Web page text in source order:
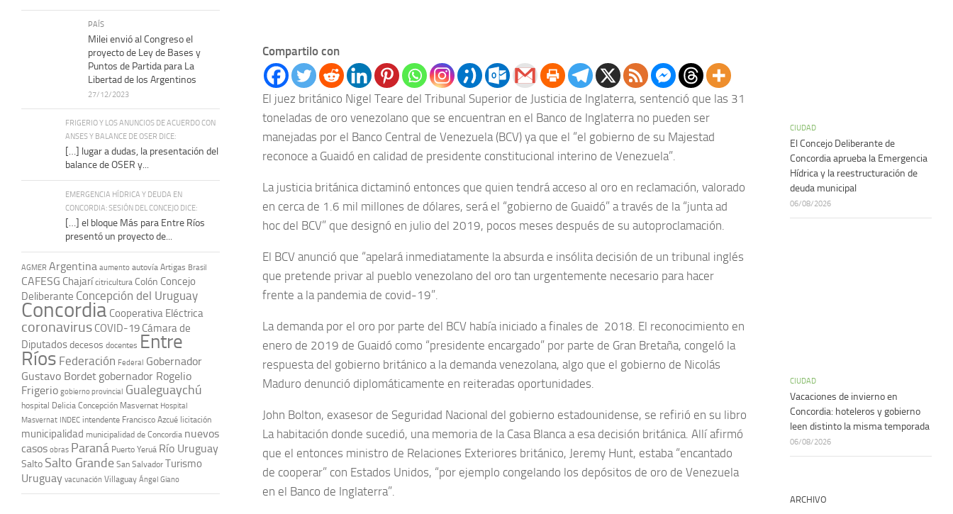
Compartilo con
El juez británico Nigel Teare del Tribunal Superior de Justicia de Inglaterra, sentenció que las 31
toneladas de oro venezolano que se encuentran en el Banco de Inglaterra no pueden ser
manejadas por el Banco Central de Venezuela (BCV) ya que el “el gobierno de su Majestad
reconoce a Guaidó en calidad de presidente constitucional interino de Venezuela”.
La justicia británica dictaminó entonces que quien tendrá acceso al oro en reclamación, valorado
en cerca de 1.6 mil millones de dólares, será el “gobierno de Guaidó” a través de la “junta ad
hoc del BCV” que designó en julio del 2019, pocos meses después de su autoproclamación.
El BCV anunció que “apelará inmediatamente la absurda e insólita decisión de un tribunal inglés
que pretende privar al pueblo venezolano del oro tan urgentemente necesario para hacer
frente a la pandemia de covid-19”.
La demanda por el oro por parte del BCV había iniciado a finales de 2018. El reconocimiento en
enero de 2019 de Guaidó como “presidente encargado” por parte de Gran Bretaña, congeló la
respuesta del gobierno británico a la demanda venezolana, algo que el gobierno de Nicolás
Maduro denunció diplomáticamente en reiteradas oportunidades.
John Bolton, exasesor de Seguridad Nacional del gobierno estadounidense, se refirió en su libro
La habitación donde sucedió, una memoria de la Casa Blanca a esa decisión británica. Allí afirmó
que el entonces ministro de Relaciones Exteriores británico, Jeremy Hunt, estaba “encantado
de cooperar” con Estados Unidos, “por ejemplo congelando los depósitos de oro de Venezuela
en el Banco de Inglaterra”.
PAÍS
Milei envió al Congreso el
proyecto de Ley de Bases y
Puntos de Partida para La
Libertad de los Argentinos
27/12/2023
FRIGERIO Y LOS ANUNCIOS DE ACUERDO CON
ANSES Y BALANCE DE OSER DICE:
[…] lugar a dudas, la presentación del
balance de OSER y...
EMERGENCIA HÍDRICA Y DEUDA EN
CONCORDIA: SESIÓN DEL CONCEJO DICE:
[…] el bloque Más para Entre Ríos
presentó un proyecto de...
AGMER Argentina aumento autovía Artigas Brasil
CAFESG Chajarí citricultura Colón Concejo
Deliberante Concepción del Uruguay
Concordia Cooperativa Eléctrica
coronavirus COVID-19 Cámara de
Diputadosdecesos docentes Entre
Ríos Federación Federal Gobernador
Gustavo Bordet gobernador Rogelio
Frigerio gobierno provincial Gualeguaychú
hospital Delicia Concepción Masvernat Hospital
Masvernat INDEC intendente Francisco Azcué licitación
municipalidad municipalidad de Concordia nuevos
casos obras Paraná Puerto Yeruá Río Uruguay
Salto Salto Grande San Salvador Turismo
Uruguay vacunación Villaguay Ángel Giano
CIUDAD
El Concejo Deliberante de
Concordia aprueba la Emergencia
Hídrica y la reestructuración de
deuda municipal
06/08/2026
CIUDAD
Vacaciones de invierno en
Concordia: hoteleros y gobierno
leen distinto la misma temporada
06/08/2026
ARCHIVO